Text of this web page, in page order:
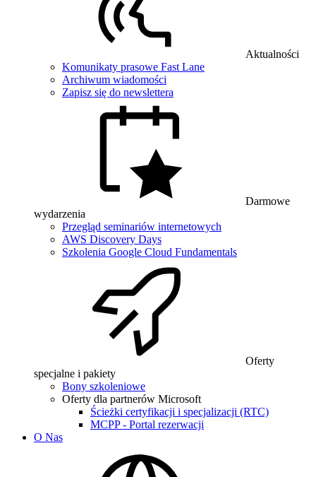
Aktualności
Komunikaty prasowe Fast Lane
Archiwum wiadomości
Zapisz się do newslettera
Darmowe
wydarzenia
Przegląd seminariów internetowych
AWS Discovery Days
Szkolenia Google Cloud Fundamentals
Oferty
specjalne i pakiety
Bony szkoleniowe
Oferty dla partnerów Microsoft
Ścieżki certyfikacji i specjalizacji (RTC)
MCPP - Portal rezerwacji
O Nas